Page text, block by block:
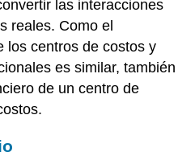
las interacciones
reales. Como el
los centros de costos y
es similar, también
de un centro de